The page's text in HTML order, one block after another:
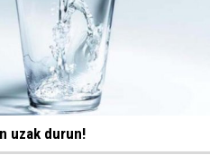
uzak durun!